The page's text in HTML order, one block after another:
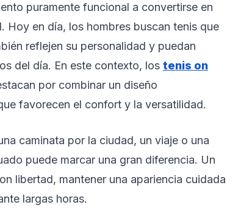
puramente funcional a convertirse en
Hoy en día, los hombres buscan tenis que
reflejen su personalidad y puedan
del día. En este contexto, los tenis on
por combinar un diseño
favorecen el confort y la versatilidad.
caminata por la ciudad, un viaje o una
puede marcar una gran diferencia. Un
libertad, mantener una apariencia cuidada
largas horas.